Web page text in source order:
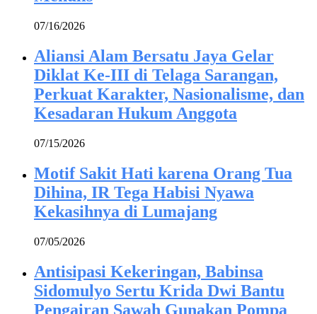
07/16/2026
Aliansi Alam Bersatu Jaya Gelar
Diklat Ke-III di Telaga Sarangan,
Perkuat Karakter, Nasionalisme, dan
Kesadaran Hukum Anggota
07/15/2026
Motif Sakit Hati karena Orang Tua
Dihina, IR Tega Habisi Nyawa
Kekasihnya di Lumajang
07/05/2026
Antisipasi Kekeringan, Babinsa
Sidomulyo Sertu Krida Dwi Bantu
Pengairan Sawah Gunakan Pompa